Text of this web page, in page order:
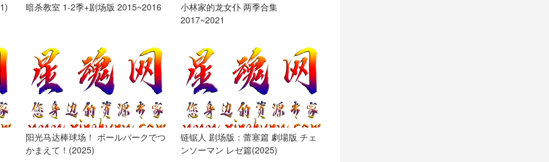
暗杀教室 1-2季+剧场版 2015~2016
小林家的龙女仆 两季合集
2017~2021
阳光马达棒球场！ ボールパークでつ
かまえて！(2025)
链锯人 剧场版：蕾塞篇 劇場版 チェ
ンソーマン レゼ篇(2025)